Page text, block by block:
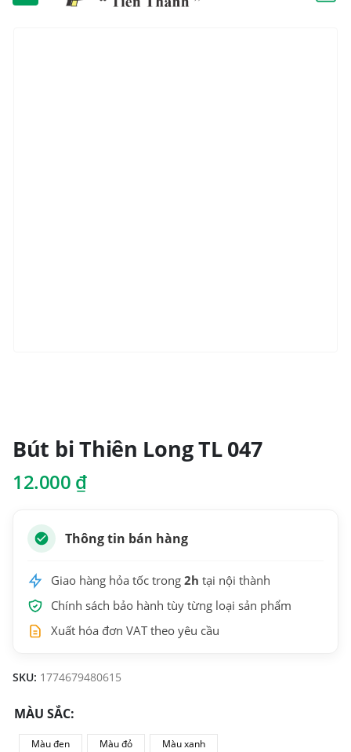
Bút bi Thiên Long TL 047
12.000 ₫
Thông tin bán hàng
Giao hàng hỏa tốc trong 2h tại nội thành
Chính sách bảo hành tùy từng loại sản phẩm
Xuất hóa đơn VAT theo yêu cầu
SKU: 1774679480615
MÀU SẮC
Màu đen Màu đỏ Màu xanh